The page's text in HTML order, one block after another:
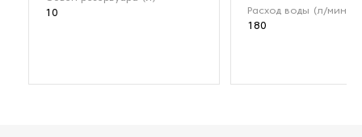
10
Расход воды (л/мин)
180